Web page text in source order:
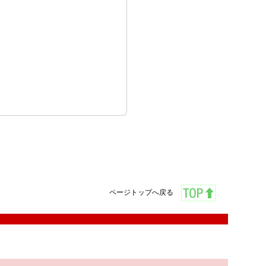
ページトップへ戻る